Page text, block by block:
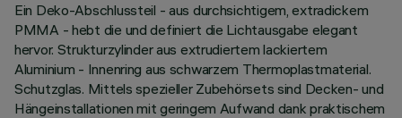
Ein Deko-Abschlussteil - aus durchsichtigem, extradickem
PMMA - hebt die und definiert die Lichtausgabe elegant
hervor. Strukturzylinder aus extrudiertem lackiertem
Aluminium - Innenring aus schwarzem Thermoplastmaterial.
Schutzglas. Mittels spezieller Zubehörsets sind Decken- und
Hängeinstallationen mit geringem Aufwand dank praktischem